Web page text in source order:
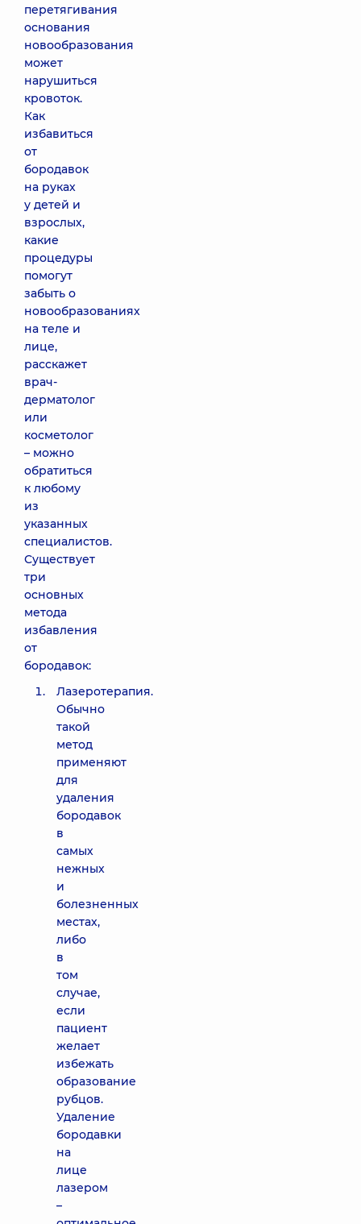
перетягивания
основания
новообразования
может
нарушиться
кровоток.
Как
избавиться
от
бородавок
на руках
у детей и
взрослых,
какие
процедуры
помогут
забыть о
новообразованиях
на теле и
лице,
расскажет
врач-
дерматолог
или
косметолог
– можно
обратиться
к любому
из
указанных
специалистов.
Существует
три
основных
метода
избавления
от
бородавок:
Лазеротерапия.
Обычно
такой
метод
применяют
для
удаления
бородавок
в
самых
нежных
и
болезненных
местах,
либо
в
том
случае,
если
пациент
желает
избежать
образование
рубцов.
Удаление
бородавки
на
лице
лазером
–